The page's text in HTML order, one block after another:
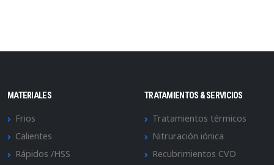
MATERIALES
Frios
Calientes
Rápidos /HSS
TRATAMIENTOS & SERVICIOS
Tratamientos térmicos
Nitruración iónica
Recubrimientos CVD